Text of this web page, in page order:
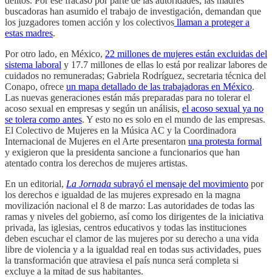
buscadoras han asumido el trabajo de investigación, demandan que
los juzgadores tomen acción y los colectivos llaman a proteger a
estas madres.
Por otro lado, en México, 22 millones de mujeres están excluidas del
sistema laboral y 17.7 millones de ellas lo está por realizar labores de
cuidados no remuneradas; Gabriela Rodríguez, secretaria técnica del
Conapo, ofrece un mapa detallado de las trabajadoras en México.
Las nuevas generaciones están más preparadas para no tolerar el
acoso sexual en empresas y según un análisis, el acoso sexual ya no
se tolera como antes. Y esto no es solo en el mundo de las empresas.
El Colectivo de Mujeres en la Música AC y la Coordinadora
Internacional de Mujeres en el Arte presentaron una protesta formal
y exigieron que la presidenta sancione a funcionarios que han
atentado contra los derechos de mujeres artistas.
En un editorial, La Jornada subrayó el mensaje del movimiento por
los derechos e igualdad de las mujeres expresado en la magna
movilización nacional el 8 de marzo: Las autoridades de todas las
ramas y niveles del gobierno, así como los dirigentes de la iniciativa
privada, las iglesias, centros educativos y todas las instituciones
deben escuchar el clamor de las mujeres por su derecho a una vida
libre de violencia y a la igualdad real en todas sus actividades, pues
la transformación que atraviesa el país nunca será completa si
excluye a la mitad de sus habitantes.